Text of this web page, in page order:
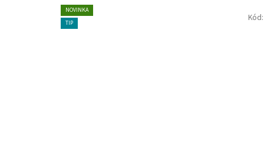
NOVINKA
TIP
Kód: